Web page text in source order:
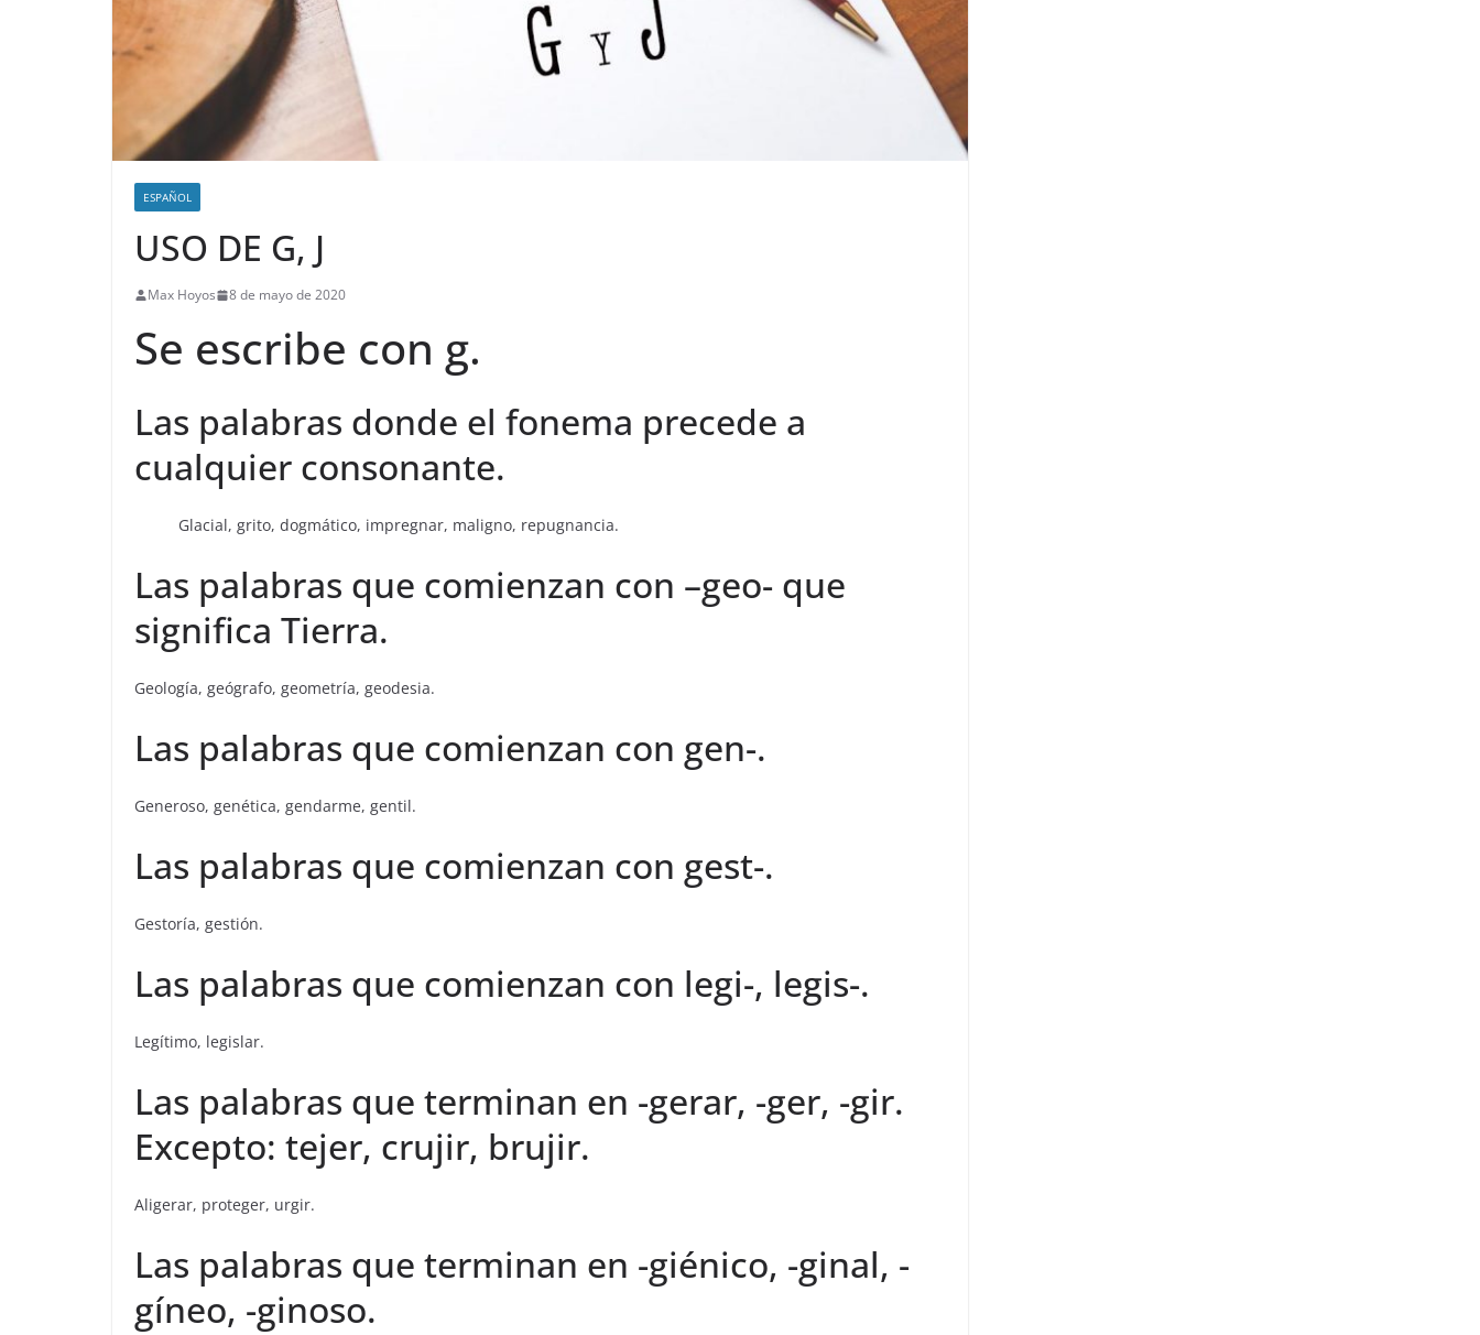
ESPAÑOL
USO DE G, J
Max Hoyos 8 de mayo de 2020
Se escribe con g.
Las palabras donde el fonema precede a
cualquier consonante.
Glacial, grito, dogmático, impregnar, maligno, repugnancia.
Las palabras que comienzan con –geo- que
significa Tierra.
Geología, geógrafo, geometría, geodesia.
Las palabras que comienzan con gen-.
Generoso, genética, gendarme, gentil.
Las palabras que comienzan con gest-.
Gestoría, gestión.
Las palabras que comienzan con legi-, legis-.
Legítimo, legislar.
Las palabras que terminan en -gerar, -ger, -gir.
Excepto: tejer, crujir, brujir.
Aligerar, proteger, urgir.
Las palabras que terminan en -giénico, -ginal, -
gíneo, -ginoso.